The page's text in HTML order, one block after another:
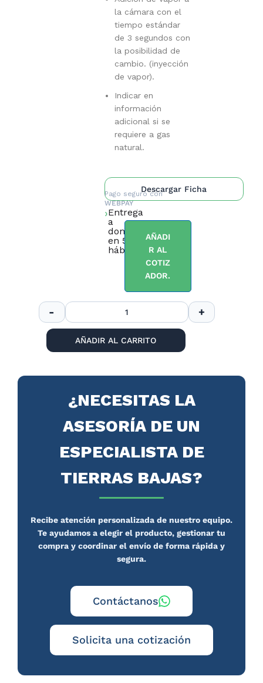
la cámara con el
tiempo estándar
de 3 segundos con
la posibilidad de
cambio. (inyección
de vapor).
Indicar en
información
adicional si se
requiere a gas
natural.
Descargar Ficha
Pago seguro con
WEBPAY
Entrega
a
domicilio
en 5 días
hábiles.
AÑADI
R AL
COTIZ
ADOR.
AÑADIR AL CARRITO
¿NECESITAS LA
ASESORÍA DE UN
ESPECIALISTA DE
TIERRAS BAJAS?
Recibe atención personalizada de nuestro equipo.
Te ayudamos a elegir el producto, gestionar tu
compra y coordinar el envío de forma rápida y
segura.
Contáctanos
Solicita una cotización